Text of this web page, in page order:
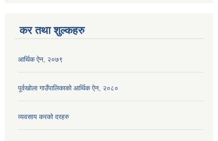
कर तथा शुल्कहरु
आर्थिक ऐन, २०७९
पूर्वखोला गाउँपालिकाको आर्थिक ऐन, २०८०
व्यवसाय करको दरहरु